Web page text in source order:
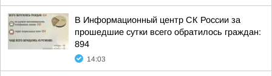
В Информационный центр СК России за
прошедшие сутки всего обратилось граждан:
894
14:03